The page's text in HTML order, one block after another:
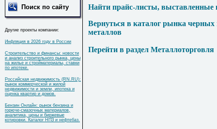
Поиск по сайту
Другие проекты компании:
Инфляция в 2026 году в России
Строительство и финансы: новости
и анализ строительного рынка, цены
на жилье и стройматериалы, ставки
по ипотеке.
Российская недвижимость (RN.RU):
рынок коммерческой и жилой
недвижимости и земли, ипотека и
оценка квартир и домов.
Бензин Онлайн: рынок бензина и
горюче-смазочных материалов,
аналитика, цены и биржевые
котировки. Каталог НПЗ и нефтебаз.
Найти прайс-листы, выставленные
Вернуться в каталог рынка
металлов
Перейти в раздел Металлоторговля